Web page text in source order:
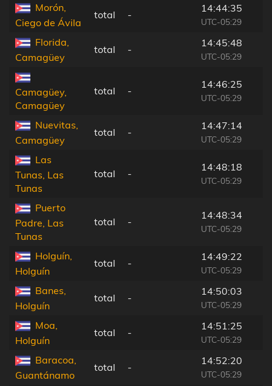
Morón,
Ciego de Ávila
total -
14:44:35
UTC-05:29
Florida,
Camagüey
total -
14:45:48
UTC-05:29
Camagüey,
Camagüey
total -
14:46:25
UTC-05:29
Nuevitas,
Camagüey
total -
14:47:14
UTC-05:29
Las
Tunas, Las
Tunas
total -
14:48:18
UTC-05:29
Puerto
Padre, Las
Tunas
total -
14:48:34
UTC-05:29
Holguín,
Holguín
total -
14:49:22
UTC-05:29
Banes,
Holguín
total -
14:50:03
UTC-05:29
Moa,
Holguín
total -
14:51:25
UTC-05:29
Baracoa,
Guantánamo
total -
14:52:20
UTC-05:29